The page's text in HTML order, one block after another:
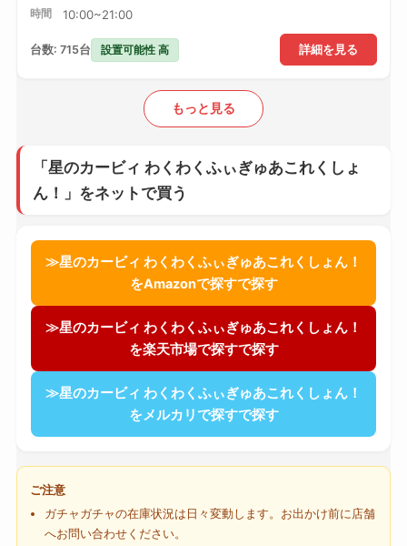
時間 10:00~21:00
詳細を見る
台数: 715台 設置可能性 高
もっと見る
「星のカービィ わくわくふぃぎゅあこれくしょ
ん！」をネットで買う
≫星のカービィ わくわくふぃぎゅあこれくしょん！
をAmazonで探すで探す
≫星のカービィ わくわくふぃぎゅあこれくしょん！
を楽天市場で探すで探す
≫星のカービィ わくわくふぃぎゅあこれくしょん！
をメルカリで探すで探す
ご注意
ガチャガチャの在庫状況は日々変動します。お出かけ前に店舗
へお問い合わせください。